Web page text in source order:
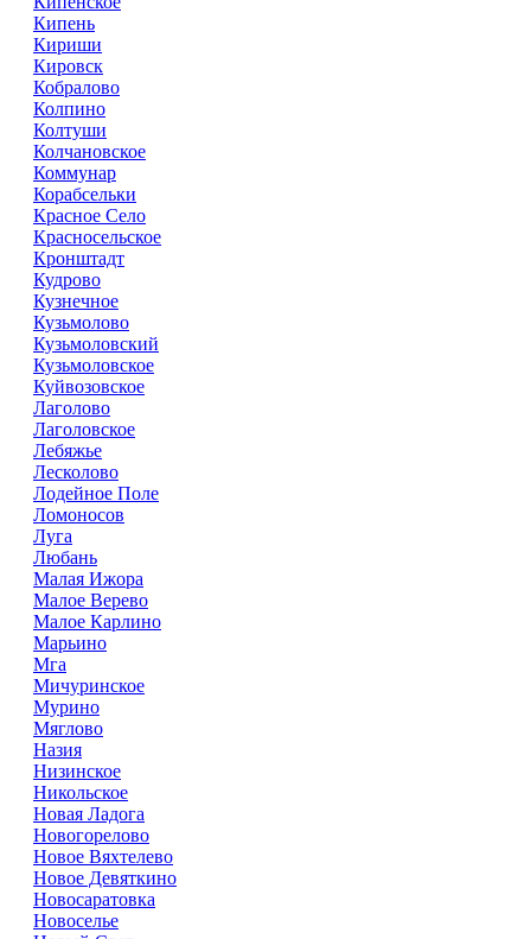
Кипень
Кириши
Кировск
Кобралово
Колпино
Колтуши
Колчановское
Коммунар
Корабсельки
Красное Село
Красносельское
Кронштадт
Кудрово
Кузнечное
Кузьмолово
Кузьмоловский
Кузьмоловское
Куйвозовское
Лаголово
Лаголовское
Лебяжье
Лесколово
Лодейное Поле
Ломоносов
Луга
Любань
Малая Ижора
Малое Верево
Малое Карлино
Марьино
Мга
Мичуринское
Мурино
Мяглово
Назия
Низинское
Никольское
Новая Ладога
Новогорелово
Новое Вяхтелево
Новое Девяткино
Новосаратовка
Новоселье